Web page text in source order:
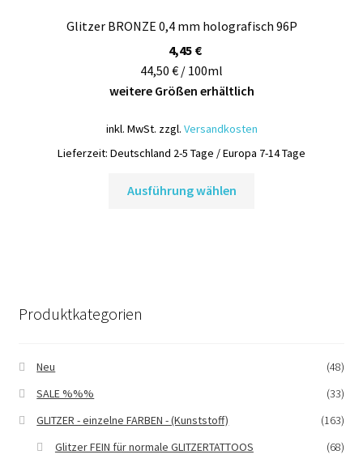
können
werden
Glitzer BRONZE 0,4 mm holografisch 96P
4,45 €
44,50 € / 100ml
weitere Größen erhältlich
inkl. MwSt. zzgl. Versandkosten
Lieferzeit: Deutschland 2-5 Tage / Europa 7-14 Tage
Ausführung wählen
Produktkategorien
Neu
(48)
SALE %%%
(33)
GLITZER - einzelne FARBEN - (Kunststoff)
(163)
Glitzer FEIN für normale GLITZERTATTOOS
(68)